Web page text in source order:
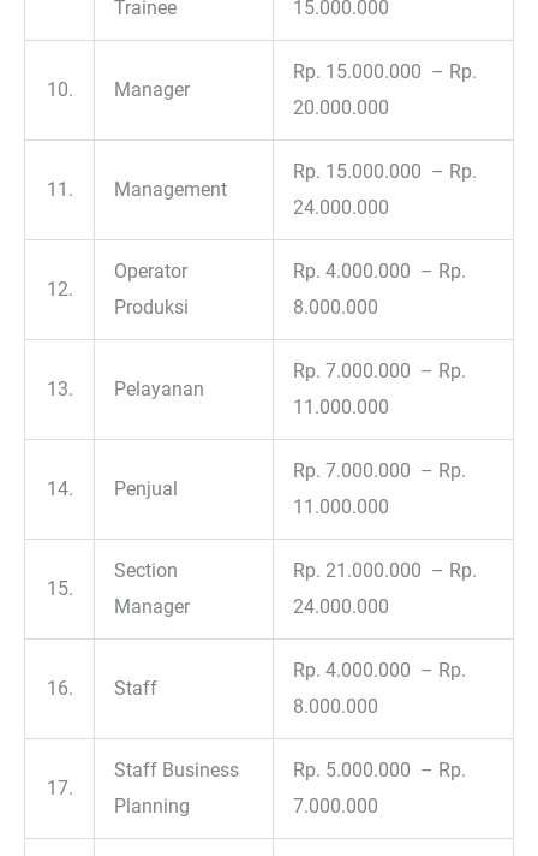
Trainee 15.000.000
10. Manager
Rp. 15.000.000 – Rp.
20.000.000
11. Management
Rp. 15.000.000 – Rp.
24.000.000
12.
Operator
Produksi
Rp. 4.000.000 – Rp.
8.000.000
13. Pelayanan
Rp. 7.000.000 – Rp.
11.000.000
14. Penjual
Rp. 7.000.000 – Rp.
11.000.000
15.
Section
Manager
Rp. 21.000.000 – Rp.
24.000.000
16. Staff
Rp. 4.000.000 – Rp.
8.000.000
17.
Staff Business
Planning
Rp. 5.000.000 – Rp.
7.000.000